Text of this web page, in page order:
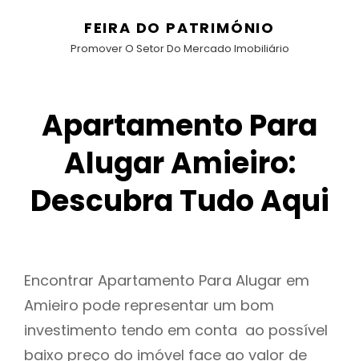
FEIRA DO PATRIMÓNIO
Promover O Setor Do Mercado Imobiliário
Apartamento Para
Alugar Amieiro:
Descubra Tudo Aqui
Encontrar Apartamento Para Alugar em
Amieiro pode representar um bom
investimento tendo em conta ao possível
baixo preço do imóvel face ao valor de